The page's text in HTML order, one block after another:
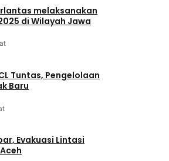
melaksanakan
di Wilayah Jawa
Tuntas, Pengelolaan
Baru
Evakuasi Lintasi